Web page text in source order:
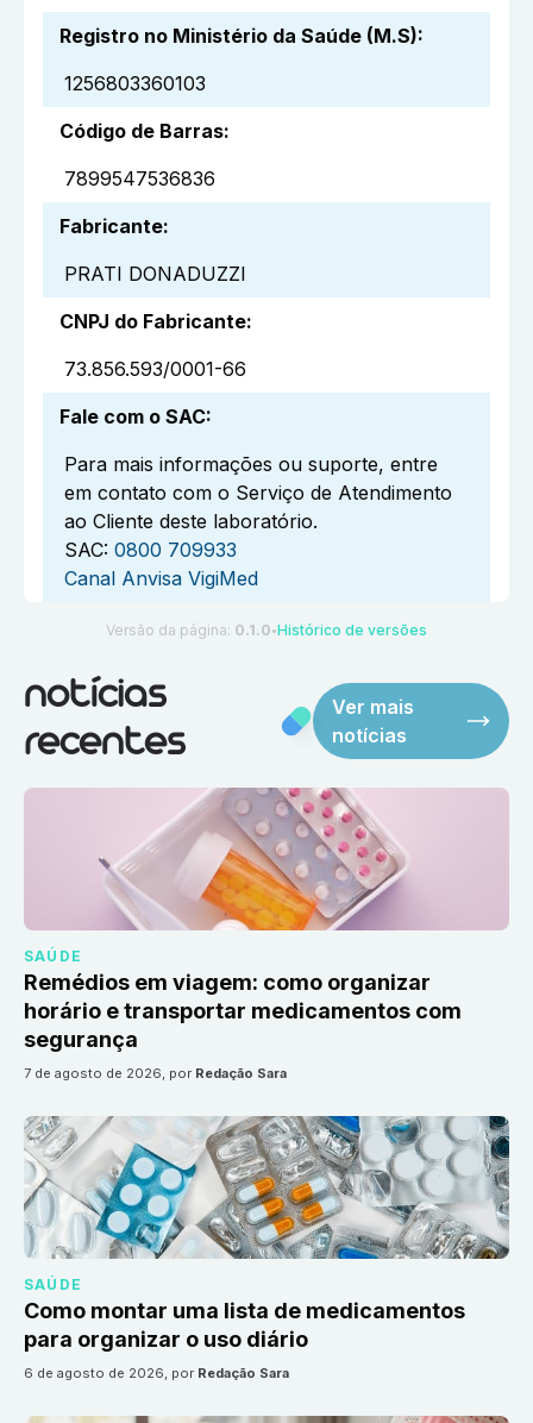
Registro no Ministério da Saúde (M.S):
1256803360103
Código de Barras:
7899547536836
Fabricante:
PRATI DONADUZZI
CNPJ do Fabricante:
73.856.593/0001-66
Fale com o SAC:
Para mais informações ou suporte, entre
em contato com o Serviço de Atendimento
ao Cliente deste laboratório.
SAC: 0800 709933
Canal Anvisa VigiMed
Versão da página: 0.1.0 ●Histórico de versões
notícias
recentes
Ver mais
notícias
SAÚDE
Remédios em viagem: como organizar
horário e transportar medicamentos com
segurança
7 de agosto de 2026, por Redação Sara
SAÚDE
Como montar uma lista de medicamentos
para organizar o uso diário
6 de agosto de 2026, por Redação Sara